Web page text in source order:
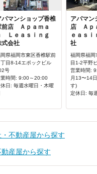
パマンショップ香椎
前店 Ａｐａｍａ
Ｌｅａｓｉｎｇ
式会社
県福岡市東区香椎駅前
丁目8-14エポックビル
号
時間: 9:00～20:00
日: 毎週水曜日・木曜
アパマン
店 Ａｐ
ｅａｓ
社
福岡県福岡
目1-2平野
営業時間:
月13〜14
す)
定休日: 毎
不動産屋から探す
産屋から探す